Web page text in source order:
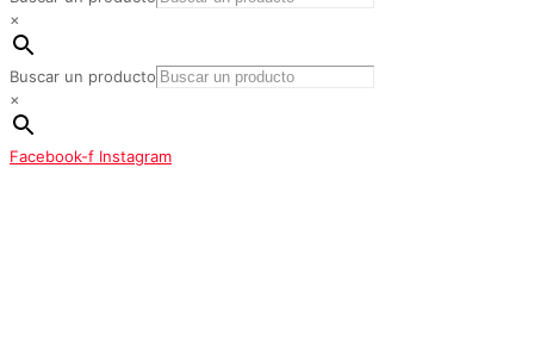
×
Buscar un producto
×
Facebook-f Instagram